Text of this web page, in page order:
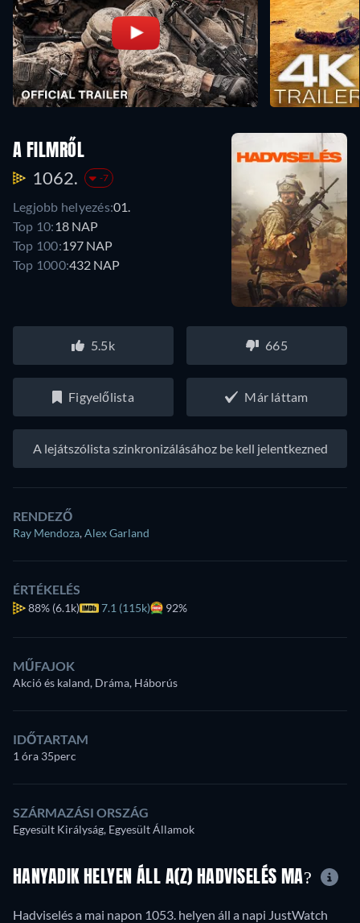
A FILMRŐL
1062. -7
Legjobb helyezés:01.
Top 10: 18 NAP
Top 100:197 NAP
Top 1000:432 NAP
5.5k 665
Figyelőlista Már láttam
A lejátszólista szinkronizálásához be kell jelentkezned
RENDEZŐ
Ray Mendoza,Alex Garland
ÉRTÉKELÉS
88% (6.1k) 7.1 (115k) 92%
MŰFAJOK
Akció és kaland, Dráma, Háborús
IDŐTARTAM
1 óra 35perc
SZÁRMAZÁSI ORSZÁG
Egyesült Királyság, Egyesült Államok
HANYADIK HELYEN ÁLL A(Z) HADVISELÉS MA?
Hadviselés a mai napon 1053. helyen áll a napi JustWatch